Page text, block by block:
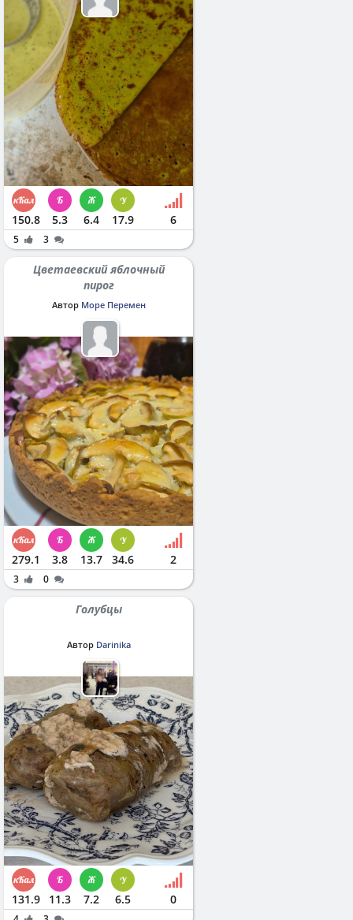
150.8 5.3 6.4 17.9 6
5 3
Цветаевский яблочный
пирог
Автор Море Перемен
279.1 3.8 13.7 34.6 2
3 0
Голубцы
Автор Darinika
131.9 11.3 7.2 6.5 0